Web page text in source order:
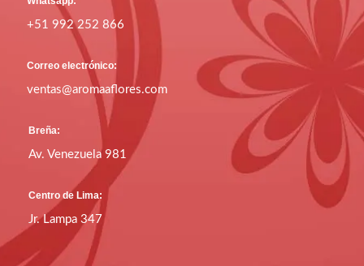
+51 992 252 866
Correo electrónico:
ventas@aromaaflores.com
Breña:
Av. Venezuela 981
Centro de Lima:
Jr. Lampa 347